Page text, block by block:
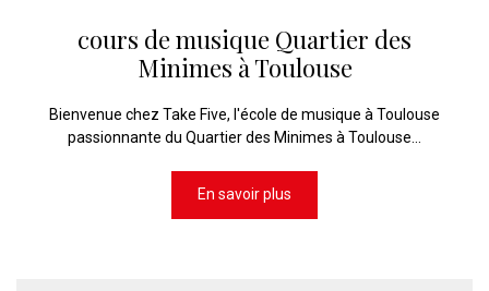
cours de musique Quartier des
Minimes à Toulouse
Bienvenue chez Take Five, l'école de musique à Toulouse
passionnante du Quartier des Minimes à Toulouse...
En savoir plus